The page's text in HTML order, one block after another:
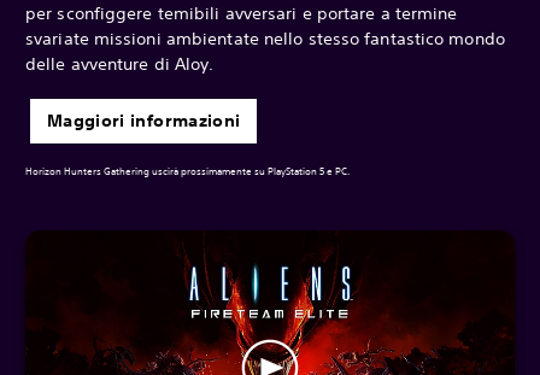
per sconfiggere temibili avversari e portare a termine
svariate missioni ambientate nello stesso fantastico mondo
delle avventure di Aloy.
Maggiori informazioni
Horizon Hunters Gathering uscirà prossimamente su PlayStation 5 e PC.